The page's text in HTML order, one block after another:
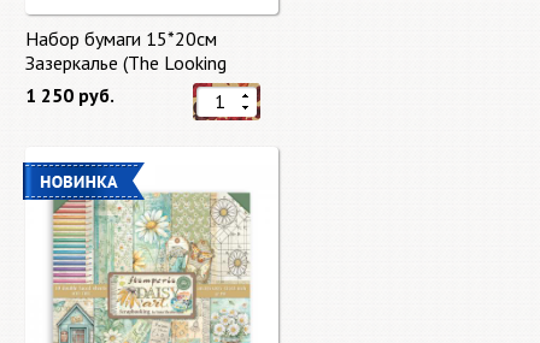
Набор бумаги 15*20см
Зазеркалье (The Looking
Glass) 27 листов от 49 Market
1 250 руб.